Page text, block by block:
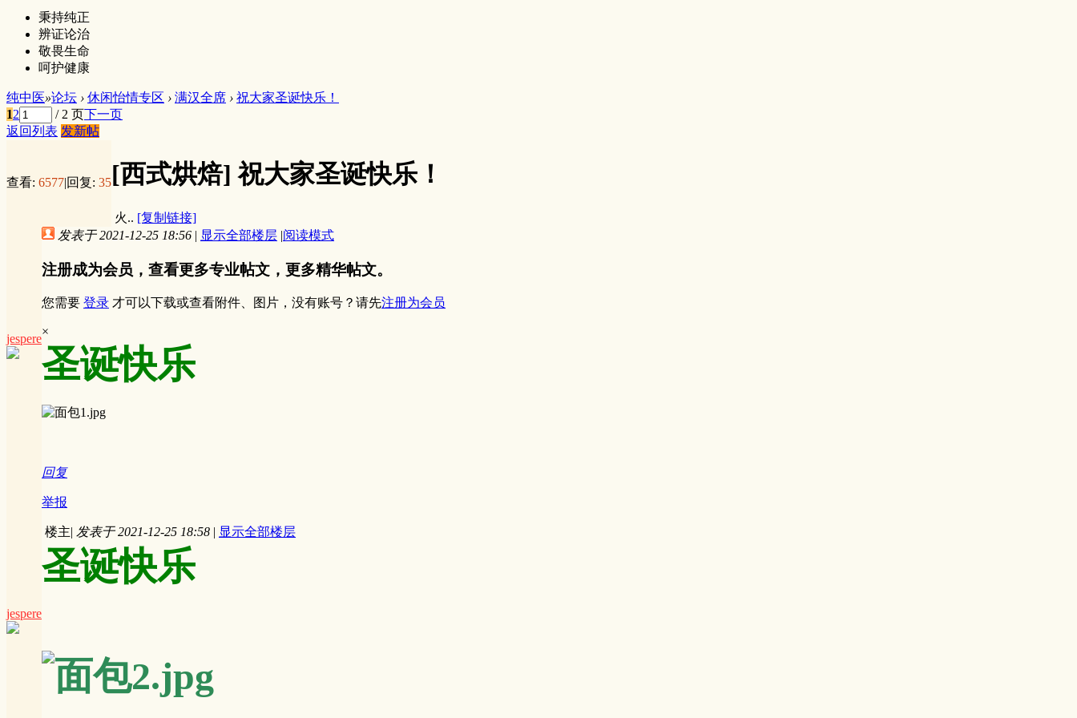
秉持纯正
辨证论治
敬畏生命
呵护健康
纯中医»论坛 › 休闲怡情专区 › 满汉全席 › 祝大家圣诞快乐！
12 / 2 页下一页
返回列表 发新帖
查看: 6577|回复: 35[西式烘焙]祝大家圣诞快乐！
火.. [复制链接]
jespere
发表于 2021-12-25 18:56 | 显示全部楼层 |阅读模式
注册成为会员，查看更多专业帖文，更多精华帖文。
您需要 登录 才可以下载或查看附件、图片，没有账号？请先注册为会员
×
圣诞快乐
回复
举报
jespere
楼主| 发表于 2021-12-25 18:58 | 显示全部楼层
圣诞快乐